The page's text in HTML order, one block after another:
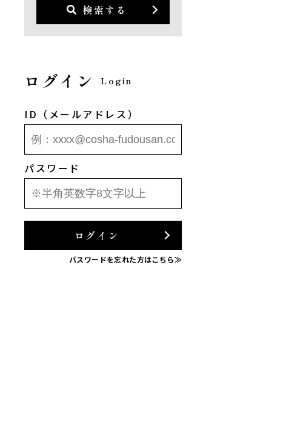
検索する
ログイン Login
ID（メールアドレス）
パスワード
ログイン
パスワードを忘れた方はこちら≫